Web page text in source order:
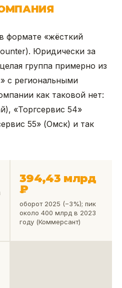
формате «жёсткий
Юридически за
группа примерно из
с региональными
как таковой нет:
«Торгсервис 54»
55» (Омск) и так
394,43 млрд
₽
оборот 2025 (−3%); пик
около 400 млрд в 2023
году (Коммерсант)